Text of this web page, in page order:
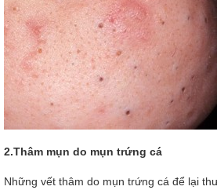
2.Thâm mụn do mụn trứng cá
Những vết thâm do mụn trứng cá để lại